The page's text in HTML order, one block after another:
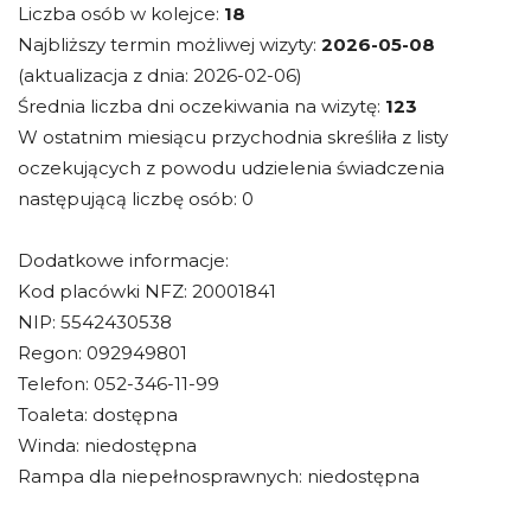
Liczba osób w kolejce: 18
Najbliższy termin możliwej wizyty: 2026-05-08
(aktualizacja z dnia: 2026-02-06)
Średnia liczba dni oczekiwania na wizytę: 123
W ostatnim miesiącu przychodnia skreśliła z listy
oczekujących z powodu udzielenia świadczenia
następującą liczbę osób: 0
Dodatkowe informacje:
Kod placówki NFZ: 20001841
NIP: 5542430538
Regon: 092949801
Telefon: 052-346-11-99
Toaleta: dostępna
Winda: niedostępna
Rampa dla niepełnosprawnych: niedostępna